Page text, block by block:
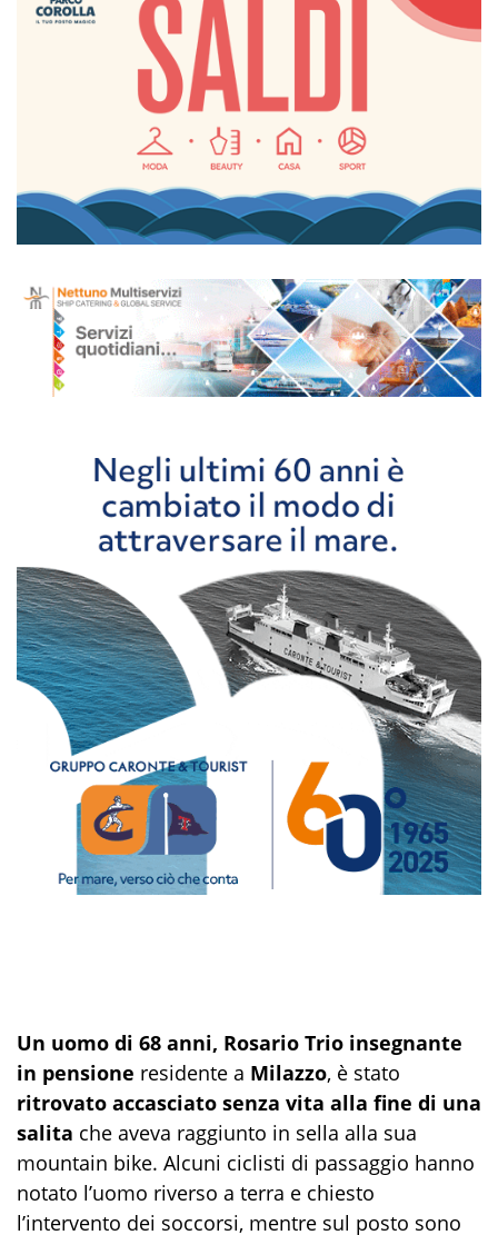
Un uomo di 68 anni, Rosario Trio insegnante
in pensione residente a Milazzo, è stato
ritrovato accasciato senza vita alla fine di una
salita che aveva raggiunto in sella alla sua
mountain bike. Alcuni ciclisti di passaggio hanno
notato l’uomo riverso a terra e chiesto
l’intervento dei soccorsi, mentre sul posto sono